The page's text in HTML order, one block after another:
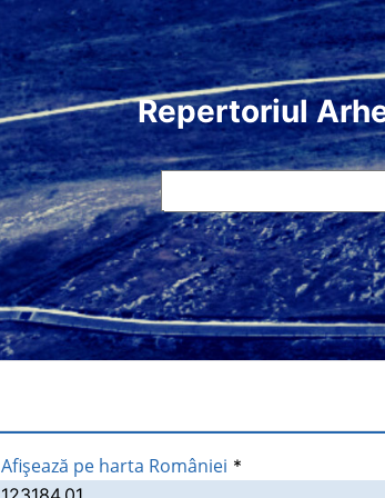
Repertoriul
Afişează pe harta României *